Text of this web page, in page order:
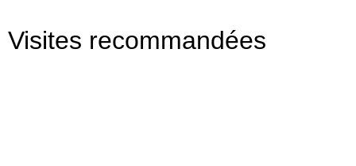
might
focus
Visites recommandées